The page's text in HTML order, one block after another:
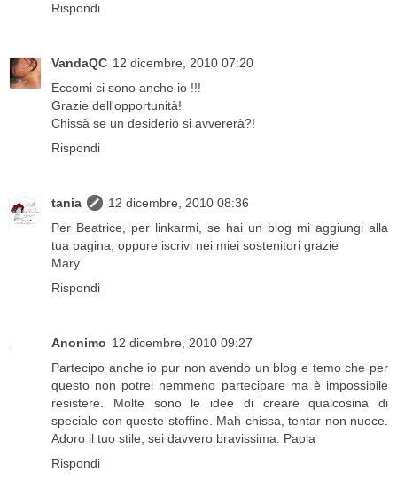
Rispondi
VandaQC 12 dicembre, 2010 07:20
Eccomi ci sono anche io !!!
Grazie dell'opportunità!
Chissà se un desiderio si avvererà?!
Rispondi
tania
12 dicembre, 2010 08:36
Per Beatrice, per linkarmi, se hai un blog mi aggiungi alla
tua pagina, oppure iscrivi nei miei sostenitori grazie
Mary
Rispondi
Anonimo 12 dicembre, 2010 09:27
Partecipo anche io pur non avendo un blog e temo che per
questo non potrei nemmeno partecipare ma è impossibile
resistere. Molte sono le idee di creare qualcosina di
speciale con queste stoffine. Mah chissa, tentar non nuoce.
Adoro il tuo stile, sei davvero bravissima. Paola
Rispondi